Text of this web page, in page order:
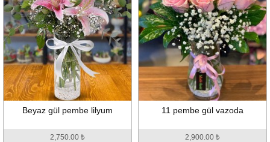
Beyaz gül pembe lilyum
2,750.00 ₺
11 pembe gül vazoda
2,900.00 ₺